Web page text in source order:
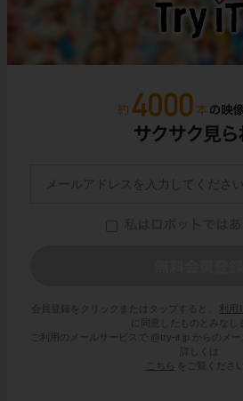
会員登録をクリックまたはタップすると、
利用
に同意したものとみなし
ご利用のメールサービスで @try-it.jp からのメ
詳しくは
こちら
をご覧ください